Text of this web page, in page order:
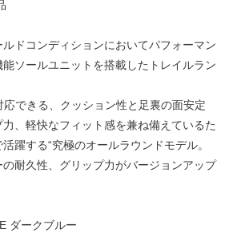
ドコンディションにおいてパフォーマン
ソールユニットを搭載したトレイルラン
できる、クッション性と足裏の面安定
、軽快なフィット感を兼ね備えているた
躍する“究極のオールラウンドモデル。
耐久性、グリップ力がバージョンアップ
ダークブルー